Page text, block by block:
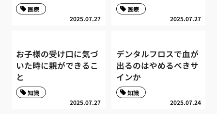
2025.07.27
医療
2025.07.27
医療
お子様の受け口に気づ
いた時に親ができるこ
と
2025.07.27
知識
デンタルフロスで血が
出るのはやめるべきサ
インか
2025.07.24
知識